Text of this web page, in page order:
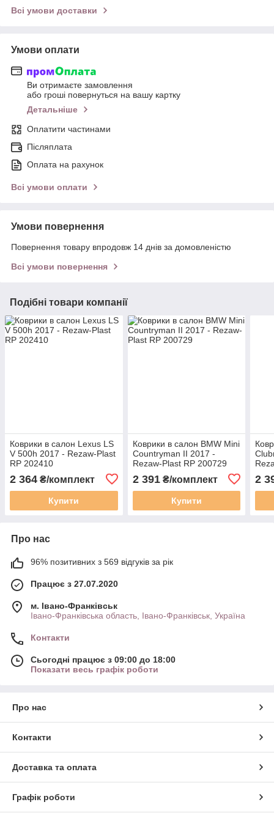
Всі умови доставки
Умови оплати
Ви отримаєте замовлення
або гроші повернуться на вашу картку
Детальніше
Оплатити частинами
Післяплата
Оплата на рахунок
Всі умови оплати
Умови повернення
Повернення товару впродовж 14 днів за домовленістю
Всі умови повернення
Подібні товари компанії
Коврики в салон Lexus LS
V 500h 2017 - Rezaw-Plast
RP 202410
2 364 ₴/комплект
Купити
Коврики в салон BMW Mini
Countryman II 2017 -
Rezaw-Plast RP 200729
2 391₴/комплект
Купити
2
Про нас
96% позитивних з 569 відгуків за рік
Працює з 27.07.2020
м. Івано-Франківськ
Івано-Франківська область, Івано-Франківськ, Україна
Контакти
Сьогодні працює з 09:00 до 18:00
Показати весь графік роботи
Про нас
Контакти
Доставка та оплата
Графік роботи